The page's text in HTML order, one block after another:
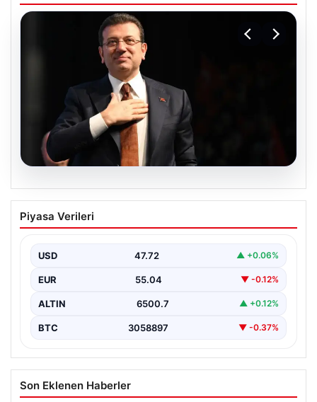
İBB Davası’nda yeni gelişme: Tahliye
kararı çıkmadı!
Piyasa Verileri
USD 47.72 ▲ +0.06%
EUR 55.04 ▼ -0.12%
ALTIN 6500.7 ▲ +0.12%
BTC 3058897 ▼ -0.37%
Son Eklenen Haberler